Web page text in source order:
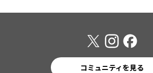
コミュニティを見る